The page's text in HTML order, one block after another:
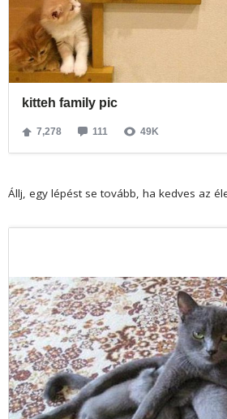
Állj, egy lépést se tovább, ha kedves az